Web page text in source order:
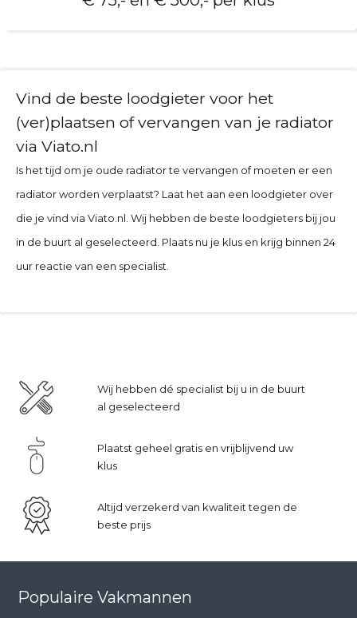
Vind de beste loodgieter voor het
(ver)plaatsen of vervangen van je radiator
via Viato.nl
Is het tijd om je oude radiator te vervangen of moeten er een
radiator worden verplaatst? Laat het aan een loodgieter over
die je vind via Viato.nl. Wij hebben de beste loodgieters bij jou
in de buurt al geselecteerd. Plaats nu je klus en krijg binnen 24
uur reactie van een specialist.
Wij hebben dé specialist bij u in de buurt
al geselecteerd
Plaatst geheel gratis en vrijblijvend uw
klus
Altijd verzekerd van kwaliteit tegen de
beste prijs
Populaire Vakmannen